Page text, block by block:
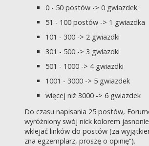
0 - 50 postów -> 0 gwiazdek
51 - 100 postów -> 1 gwiazdka
101 - 300 -> 2 gwiazdki
301 - 500 -> 3 gwiazdki
501 - 1000 -> 4 gwiazdki
1001 - 3000 -> 5 gwiazdek
więcej niż 3000 -> 6 gwiazdek
Do czasu napisania 25 postów,
wyróżniony swój nick kolorem
wklejać linków do postów (za
zna egzemplarz, proszę o opinię”).